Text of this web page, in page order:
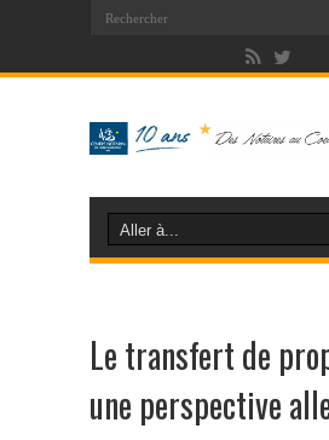
Le transfert de
une perspective